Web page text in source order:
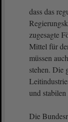
dass das
zugesagte
Mittel für
müssen
stehen. Die
und
Die